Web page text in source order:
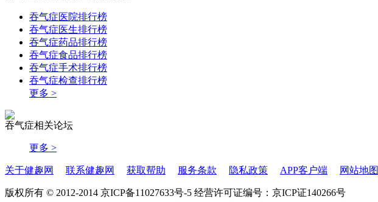
吞气症医院排行榜
吞气症医生排行榜
吞气症药品排行榜
吞气症食品排行榜
吞气症手术排行榜
吞气症检查排行榜
更多 >
吞气症相关论坛
更多 >
关于健趣网 联系健趣网 获取帮助 服务条款 隐私政策 APP客户端 网站地图
版权所有 © 2012-2014 京ICP备11027633号-5 经营许可证编号：京ICP证140266号